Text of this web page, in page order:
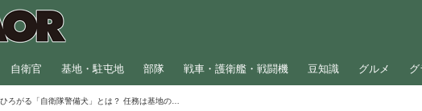
自衛官 基地・駐屯地 部隊 戦車・護衛艦・戦闘機 豆知識 グルメ グ
活躍の場がひろがる「自衛隊警備犬」とは？ 任務は基地の警備だけじゃない